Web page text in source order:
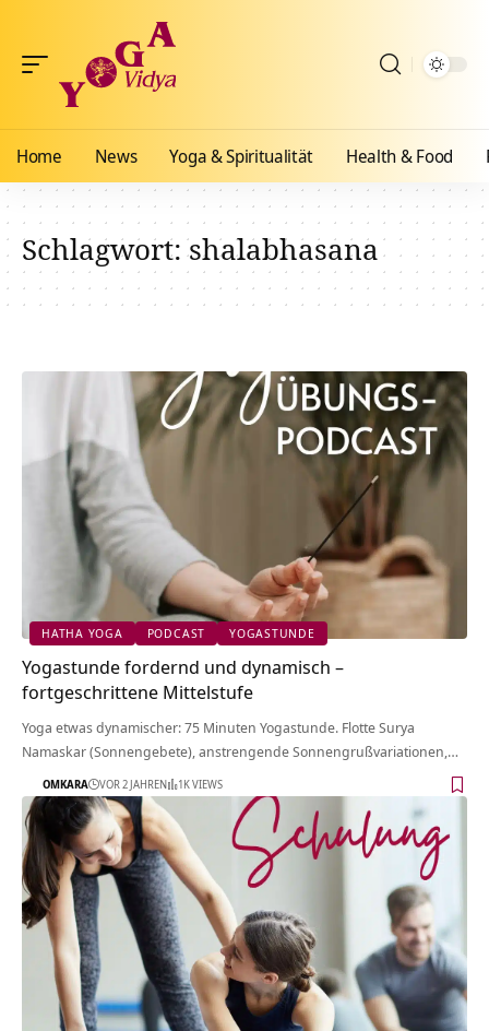
Home News Yoga & Spiritualität Health & Food
Schlagwort:shalabhasana
HATHA YOGA PODCAST YOGASTUNDE
Yogastunde fordernd und dynamisch –
fortgeschrittene Mittelstufe
Yoga etwas dynamischer: 75 Minuten Yogastunde. Flotte Surya
Namaskar (Sonnengebete), anstrengende Sonnengrußvariationen,…
OMKARA VOR 2 JAHREN 1K VIEWS